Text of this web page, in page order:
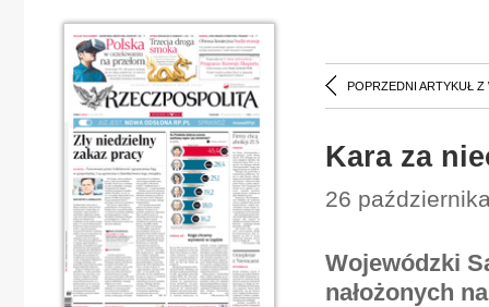
POPRZEDNI ARTYKUŁ Z
Kara za
26
Wojewódzki
nałożonych